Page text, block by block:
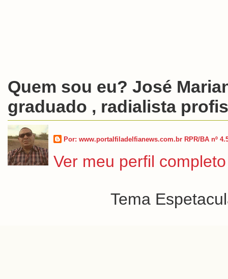
Quem sou eu? José
graduado , radialista
Por: www.portalfiladelfianews.com.br RPR/BA nº
Ver meu perfil completo
Tema